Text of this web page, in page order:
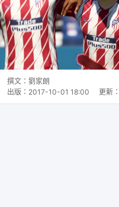
撰文： 劉家朗
出版： 2017-10-01 18:00 更新：